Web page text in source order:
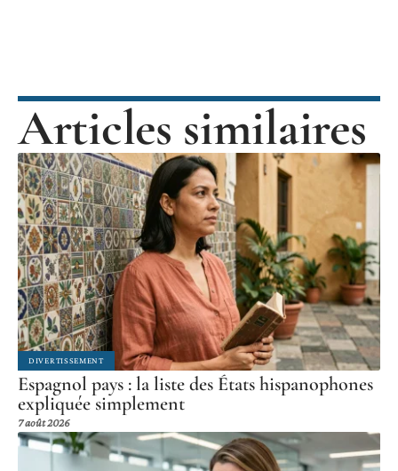
Articles similaires
DIVERTISSEMENT
Espagnol pays : la liste des États hispanophones
expliquée simplement
7 août 2026